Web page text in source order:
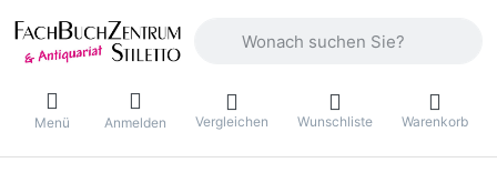
Menü Anmelden Vergleichen Wunschliste Warenkorb